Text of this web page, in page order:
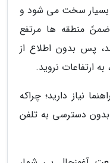
بسیار سخت می شود و
منطقه ها مرتفع
پس بدون اطلاع از
ارتفاعات نروید.
نیاز دارید؛ چراکه
بدون دسترسی به تلفن